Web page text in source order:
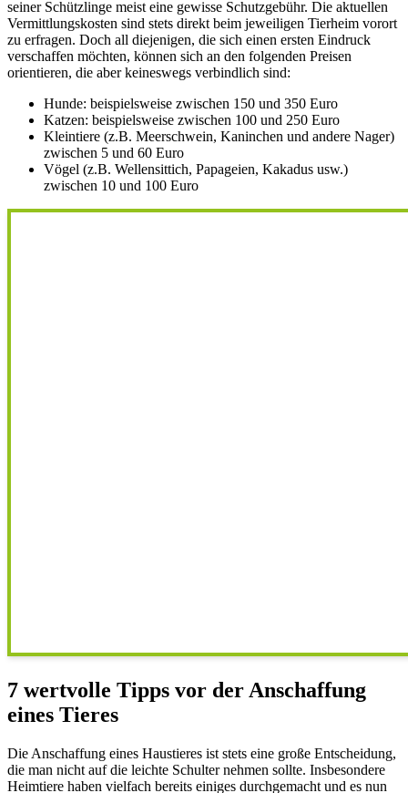
seiner Schützlinge meist eine gewisse Schutzgebühr. Die aktuellen
Vermittlungskosten sind stets direkt beim jeweiligen Tierheim vorort
zu erfragen. Doch all diejenigen, die sich einen ersten Eindruck
verschaffen möchten, können sich an den folgenden Preisen
orientieren, die aber keineswegs verbindlich sind:
Hunde: beispielsweise zwischen 150 und 350 Euro
Katzen: beispielsweise zwischen 100 und 250 Euro
Kleintiere (z.B. Meerschwein, Kaninchen und andere Nager)
zwischen 5 und 60 Euro
Vögel (z.B. Wellensittich, Papageien, Kakadus usw.)
zwischen 10 und 100 Euro
7 wertvolle Tipps vor der Anschaffung
eines Tieres
Die Anschaffung eines Haustieres ist stets eine große Entscheidung,
die man nicht auf die leichte Schulter nehmen sollte. Insbesondere
Heimtiere haben vielfach bereits einiges durchgemacht und es nun